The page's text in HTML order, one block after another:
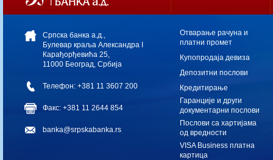
Српска банка а.д.,
Булевар краља Александра I
Карађорђевића 25,
11000 Београд, Србија
Телефон: +381 11 3607 200
Факс: +381 11 2644 854
banka@srpskabanka.rs
Oтварање рачуна и
платни промет
Купопродаја девиза
Депозитни послови
Кредитирање
Гаранције и други
документарни послови
Послови са хартијама
од вредности
VISA Business платна
картица